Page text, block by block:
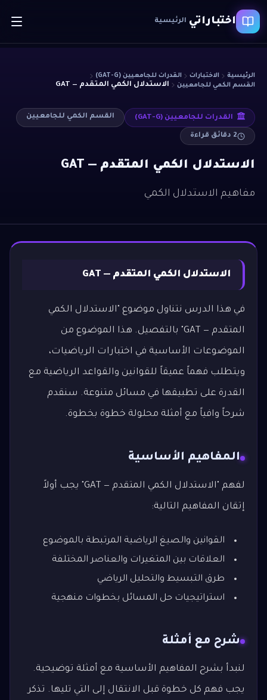
اختباراتي الرئيسية
الرئيسية الاختبارات
القدرات للجامعيين (GAT-G)
القسم الكمي للجامعيين
الاستدلال الكمي المتقدم — GAT
القدرات للجامعيين (GAT-G) القسم الكمي للجامعيين
2 دقائق قراءة
الاستدلال الكمي المتقدم — GAT
مفاهيم الاستدلال الكمي
الاستدلال الكمي المتقدم — GAT
في هذا الدرس نتناول موضوع "الاستدلال الكمي
المتقدم — GAT" بالتفصيل. هذا الموضوع من
الموضوعات الأساسية في اختبارات الرياضيات،
ويتطلب فهماً عميقاً للقوانين والقواعد الرياضية مع
القدرة على تطبيقها في مسائل متنوعة. سنقدم
شرحاً وافياً مع أمثلة محلولة خطوة بخطوة.
المفاهيم الأساسية
لفهم "الاستدلال الكمي المتقدم — GAT" يجب أولاً
إتقان المفاهيم التالية:
القوانين والصيغ الرياضية المرتبطة بالموضوع
العلاقات بين المتغيرات والعناصر المختلفة
طرق التبسيط والتحليل الرياضي
استراتيجيات حل المسائل بخطوات منهجية
شرح مع أمثلة
لنبدأ بشرح المفاهيم الأساسية مع أمثلة توضيحية.
يجب فهم كل خطوة قبل الانتقال إلى التي تليها. تذكر